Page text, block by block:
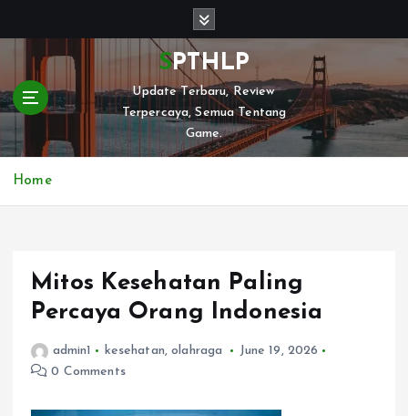
t
o
o
SPTHLP
Update Terbaru, Review
Terpercaya, Semua Tentang
Game.
Home
Mitos Kesehatan Paling
Percaya Orang Indonesia
admin1 kesehatan,olahraga
June 19, 2026
0 Comments